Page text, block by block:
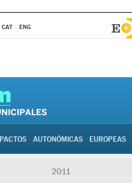
CAT ENG
PACTOS AUTONÓMICAS EUROPEAS
2011